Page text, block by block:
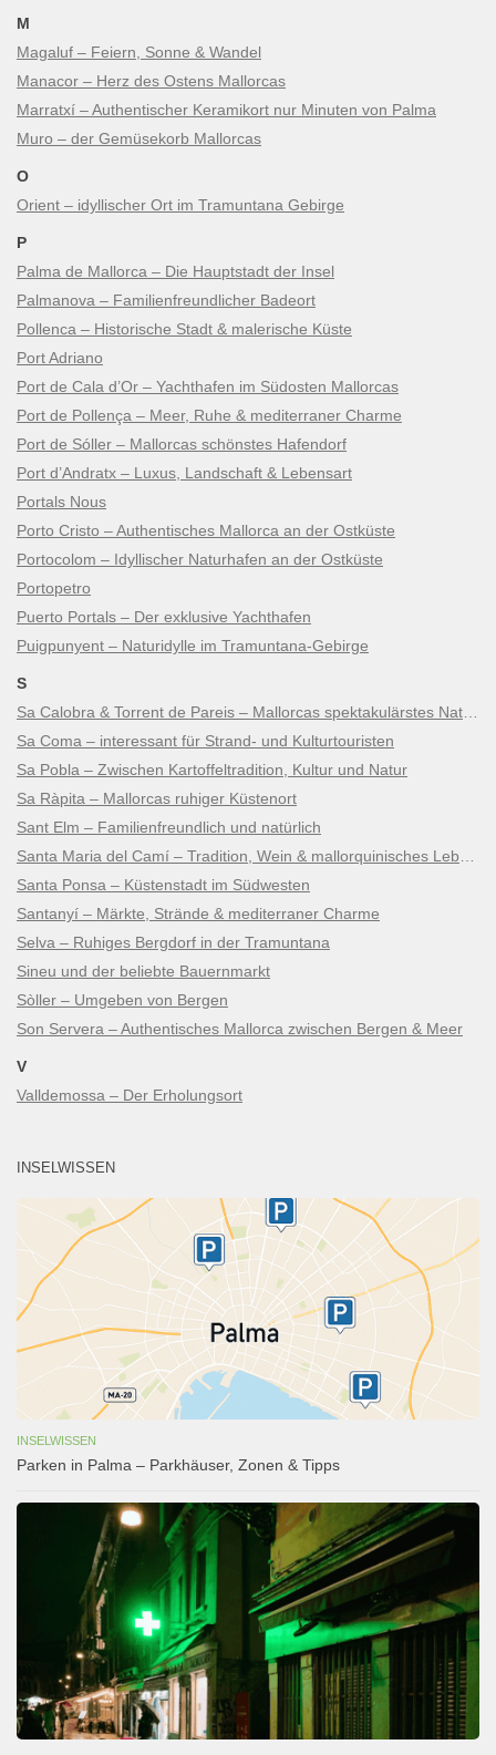
M
Magaluf – Feiern, Sonne & Wandel
Manacor – Herz des Ostens Mallorcas
Marratxí – Authentischer Keramikort nur Minuten von Palma
Muro – der Gemüsekorb Mallorcas
O
Orient – idyllischer Ort im Tramuntana Gebirge
P
Palma de Mallorca – Die Hauptstadt der Insel
Palmanova – Familienfreundlicher Badeort
Pollenca – Historische Stadt & malerische Küste
Port Adriano
Port de Cala d’Or – Yachthafen im Südosten Mallorcas
Port de Pollença – Meer, Ruhe & mediterraner Charme
Port de Sóller – Mallorcas schönstes Hafendorf
Port d’Andratx – Luxus, Landschaft & Lebensart
Portals Nous
Porto Cristo – Authentisches Mallorca an der Ostküste
Portocolom – Idyllischer Naturhafen an der Ostküste
Portopetro
Puerto Portals – Der exklusive Yachthafen
Puigpunyent – Naturidylle im Tramuntana-Gebirge
S
Sa Calobra & Torrent de Pareis – Mallorcas spektakulärstes Naturwunder
Sa Coma – interessant für Strand- und Kulturtouristen
Sa Pobla – Zwischen Kartoffeltradition, Kultur und Natur
Sa Ràpita – Mallorcas ruhiger Küstenort
Sant Elm – Familienfreundlich und natürlich
Santa Maria del Camí – Tradition, Wein & mallorquinisches Lebensgefühl
Santa Ponsa – Küstenstadt im Südwesten
Santanyí – Märkte, Strände & mediterraner Charme
Selva – Ruhiges Bergdorf in der Tramuntana
Sineu und der beliebte Bauernmarkt
Sòller – Umgeben von Bergen
Son Servera – Authentisches Mallorca zwischen Bergen & Meer
V
Valldemossa – Der Erholungsort
INSELWISSEN
INSELWISSEN
Parken in Palma – Parkhäuser, Zonen & Tipps